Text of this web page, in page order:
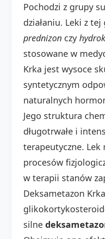
Pochodzi z grupy
działaniu. Leki z
prednizon czy
stosowane w
Krka jest wysoce
syntetycznym
naturalnych
Jego struktura
długotrwałe i
terapeutyczne.
procesów
w terapii stanów
Deksametazon
silne